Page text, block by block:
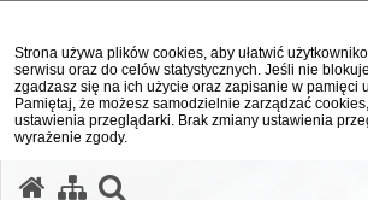
Strona używa plików cookies, aby ułatwić
serwisu oraz do celów statystycznych. Jeśli nie
zgadzasz się na ich użycie oraz zapisanie w pamięci
Pamiętaj, że możesz samodzielnie zarządzać
ustawienia przeglądarki. Brak zmiany ustawienia
wyrażenie zgody.